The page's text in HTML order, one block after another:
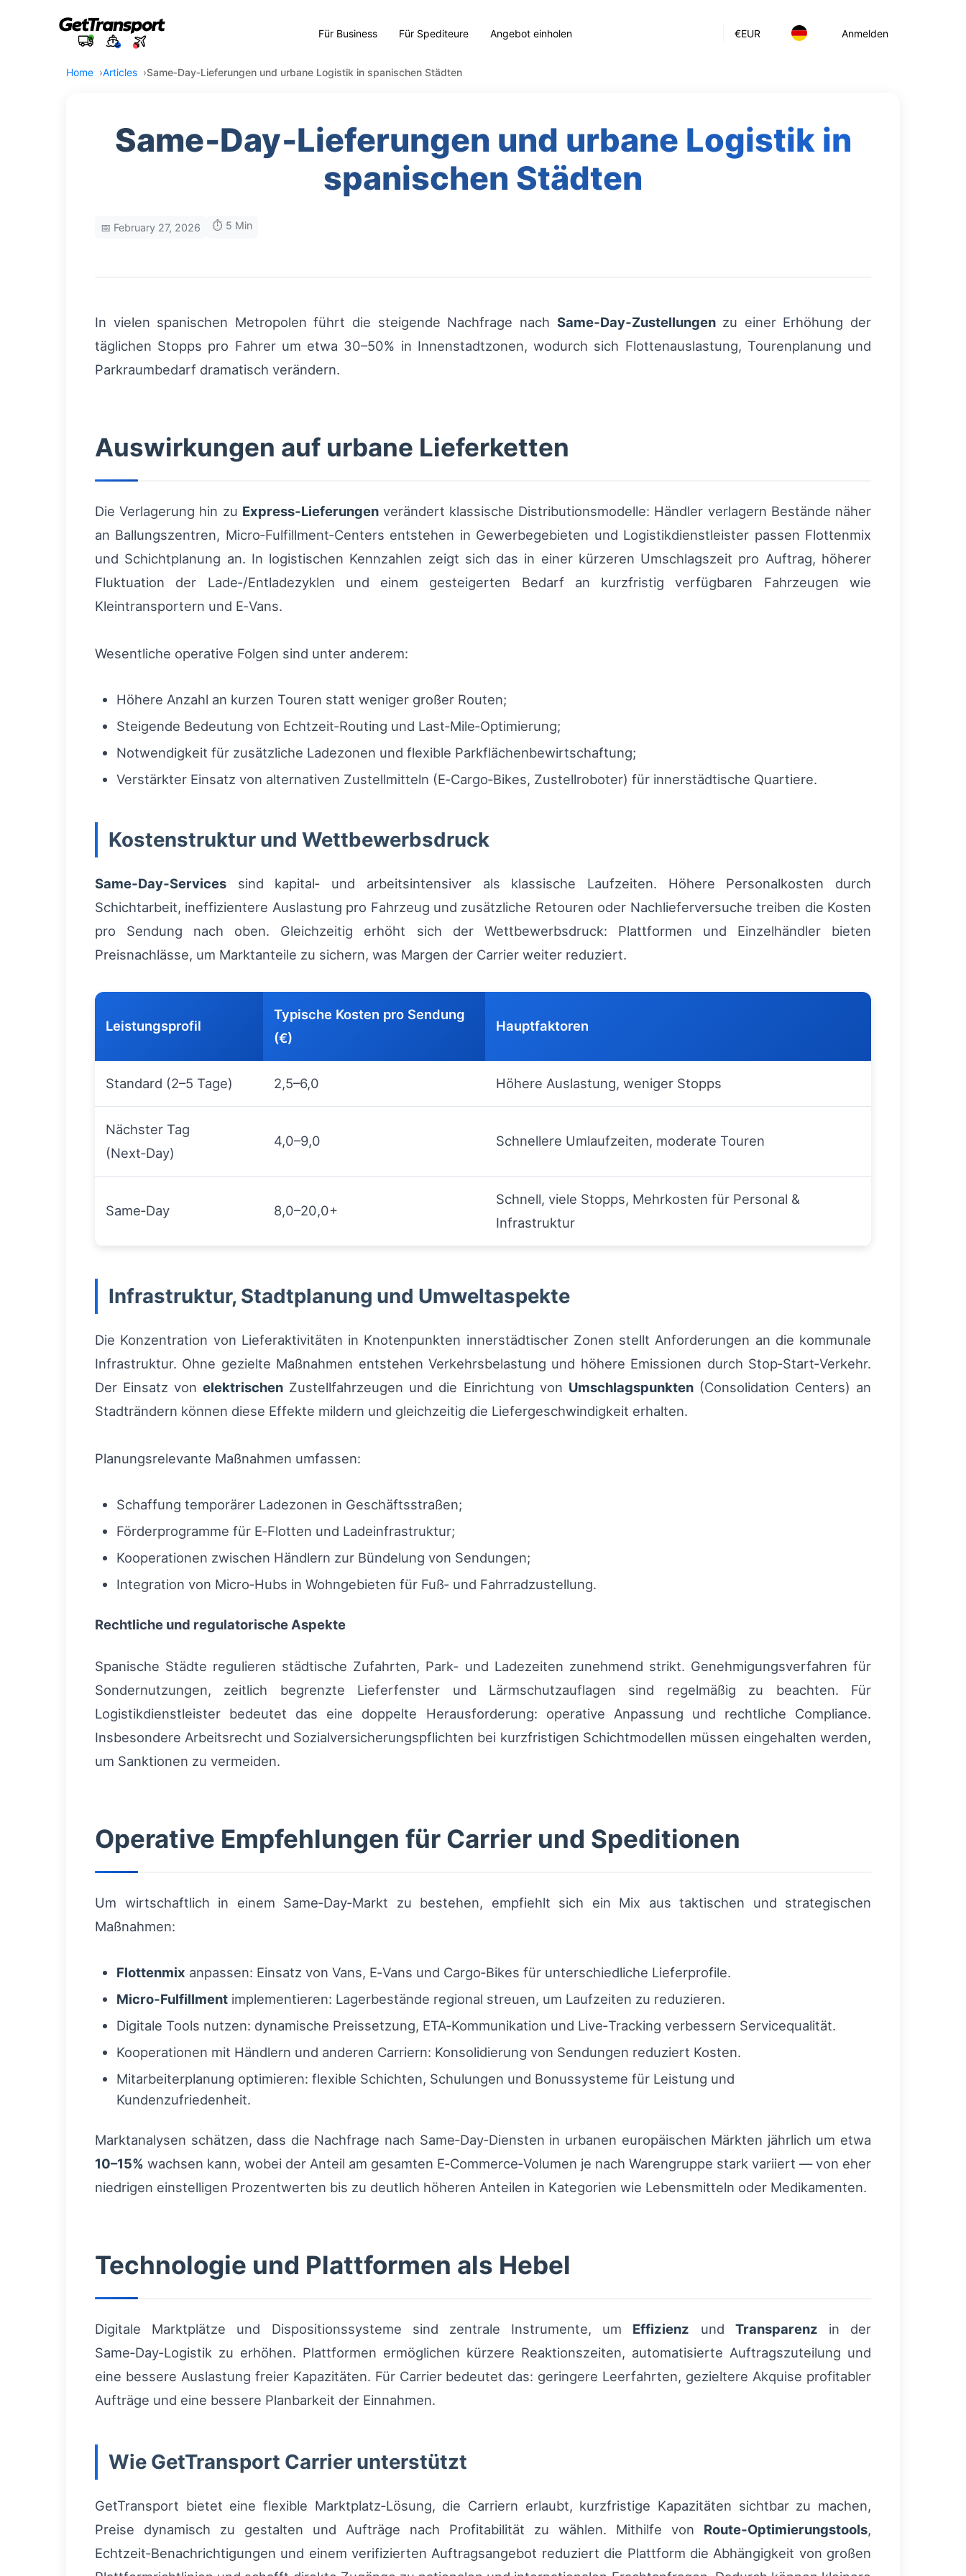
€EUR Anmelden
Für Business Für Spediteure Angebot einholen
Home Articles Same‑Day‑Lieferungen und urbane Logistik in spanischen Städten
Same‑Day‑Lieferungen und urbane Logistik in
spanischen Städten
📅 February 27, 2026 ⏱️ 5 Min
In vielen spanischen Metropolen führt die steigende Nachfrage nach Same‑Day‑Zustellungenzu einer Erhöhung der
täglichen Stopps pro Fahrer um etwa 30–50% in Innenstadtzonen, wodurch sich Flottenauslastung, Tourenplanung und
Parkraumbedarf dramatisch verändern.
Auswirkungen auf urbane Lieferketten
Die Verlagerung hin zu Express‑Lieferungenverändert klassische Distributionsmodelle: Händler verlagern Bestände näher
an Ballungszentren, Micro‑Fulfillment‑Centers entstehen in Gewerbegebieten und Logistikdienstleister passen Flottenmix
und Schichtplanung an. In logistischen Kennzahlen zeigt sich das in einer kürzeren Umschlagszeit pro Auftrag, höherer
Fluktuation der Lade‑/Entladezyklen und einem gesteigerten Bedarf an kurzfristig verfügbaren Fahrzeugen wie
Kleintransportern und E‑Vans.
Wesentliche operative Folgen sind unter anderem:
Höhere Anzahl an kurzen Touren statt weniger großer Routen;
Steigende Bedeutung von Echtzeit‑Routing und Last‑Mile‑Optimierung;
Notwendigkeit für zusätzliche Ladezonen und flexible Parkflächenbewirtschaftung;
Verstärkter Einsatz von alternativen Zustellmitteln (E‑Cargo‑Bikes, Zustellroboter) für innerstädtische Quartiere.
Kostenstruktur und Wettbewerbsdruck
Same‑Day‑Services sind kapital‑ und arbeitsintensiver als klassische Laufzeiten. Höhere Personalkosten durch
Schichtarbeit, ineffizientere Auslastung pro Fahrzeug und zusätzliche Retouren oder Nachlieferversuche treiben die Kosten
pro Sendung nach oben. Gleichzeitig erhöht sich der Wettbewerbsdruck: Plattformen und Einzelhändler bieten
Preisnachlässe, um Marktanteile zu sichern, was Margen der Carrier weiter reduziert.
Leistungsprofil
Typische Kosten pro Sendung
(€)
Hauptfaktoren
Standard (2–5 Tage) 2,5–6,0 Höhere Auslastung, weniger Stopps
Nächster Tag
(Next‑Day)
4,0–9,0 Schnellere Umlaufzeiten, moderate Touren
Same‑Day 8,0–20,0+
Schnell, viele Stopps, Mehrkosten für Personal &
Infrastruktur
Infrastruktur, Stadtplanung und Umweltaspekte
Die Konzentration von Lieferaktivitäten in Knotenpunkten innerstädtischer Zonen stellt Anforderungen an die kommunale
Infrastruktur. Ohne gezielte Maßnahmen entstehen Verkehrsbelastung und höhere Emissionen durch Stop‑Start‑Verkehr.
Der Einsatz vonelektrischen Zustellfahrzeugen und die Einrichtung von Umschlagspunkten(Consolidation Centers) an
Stadträndern können diese Effekte mildern und gleichzeitig die Liefergeschwindigkeit erhalten.
Planungsrelevante Maßnahmen umfassen:
Schaffung temporärer Ladezonen in Geschäftsstraßen;
Förderprogramme für E‑Flotten und Ladeinfrastruktur;
Kooperationen zwischen Händlern zur Bündelung von Sendungen;
Integration von Micro‑Hubs in Wohngebieten für Fuß‑ und Fahrradzustellung.
Rechtliche und regulatorische Aspekte
Spanische Städte regulieren städtische Zufahrten, Park‑ und Ladezeiten zunehmend strikt. Genehmigungsverfahren für
Sondernutzungen, zeitlich begrenzte Lieferfenster und Lärmschutzauflagen sind regelmäßig zu beachten. Für
Logistikdienstleister bedeutet das eine doppelte Herausforderung: operative Anpassung und rechtliche Compliance.
Insbesondere Arbeitsrecht und Sozialversicherungspflichten bei kurzfristigen Schichtmodellen müssen eingehalten werden,
um Sanktionen zu vermeiden.
Operative Empfehlungen für Carrier und Speditionen
Um wirtschaftlich in einem Same‑Day‑Markt zu bestehen, empfiehlt sich ein Mix aus taktischen und strategischen
Maßnahmen:
Flottenmix anpassen: Einsatz von Vans, E‑Vans und Cargo‑Bikes für unterschiedliche Lieferprofile.
Micro‑Fulfillment implementieren: Lagerbestände regional streuen, um Laufzeiten zu reduzieren.
Digitale Tools nutzen: dynamische Preissetzung, ETA‑Kommunikation und Live‑Tracking verbessern Servicequalität.
Kooperationen mit Händlern und anderen Carriern: Konsolidierung von Sendungen reduziert Kosten.
Mitarbeiterplanung optimieren: flexible Schichten, Schulungen und Bonussysteme für Leistung und
Kundenzufriedenheit.
Marktanalysen schätzen, dass die Nachfrage nach Same‑Day‑Diensten in urbanen europäischen Märkten jährlich um etwa
10–15% wachsen kann, wobei der Anteil am gesamten E‑Commerce‑Volumen je nach Warengruppe stark variiert — von eher
niedrigen einstelligen Prozentwerten bis zu deutlich höheren Anteilen in Kategorien wie Lebensmitteln oder Medikamenten.
Technologie und Plattformen als Hebel
Digitale Marktplätze und Dispositionssysteme sind zentrale Instrumente, um Effizienz und Transparenz in der
Same‑Day‑Logistik zu erhöhen. Plattformen ermöglichen kürzere Reaktionszeiten, automatisierte Auftragszuteilung und
eine bessere Auslastung freier Kapazitäten. Für Carrier bedeutet das: geringere Leerfahrten, gezieltere Akquise profitabler
Aufträge und eine bessere Planbarkeit der Einnahmen.
Wie GetTransport Carrier unterstützt
GetTransport bietet eine flexible Marktplatz‑Lösung, die Carriern erlaubt, kurzfristige Kapazitäten sichtbar zu machen,
Preise dynamisch zu gestalten und Aufträge nach Profitabilität zu wählen. Mithilfe von Route‑Optimierungstools,
Echtzeit‑Benachrichtigungen und einem verifizierten Auftragsangebot reduziert die Plattform die Abhängigkeit von großen